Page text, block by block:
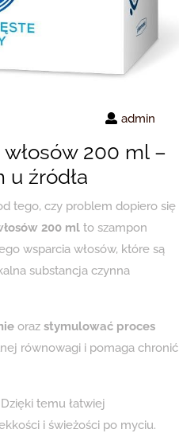
admin
200 ml –
źródła
tego, czy problem dopiero się
200 ml to szampon
wsparcia włosów, które są
substancja czynna
oraz stymulować proces
równowagi i pomaga chronić
Dzięki temu łatwiej
i świeżości po myciu.